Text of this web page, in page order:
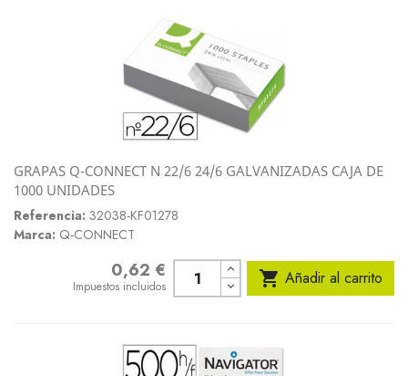
GRAPAS Q-CONNECT N 22/6 24/6 GALVANIZADAS CAJA DE
1000 UNIDADES
Referencia: 32038-KF01278
Marca: Q-CONNECT
0,62 €
Impuestos incluidos  Añadir al carrito